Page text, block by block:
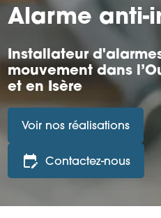
Alarme anti-
Installateur
mouvement dans
et en Isère
edit_calendar Contactez-nous